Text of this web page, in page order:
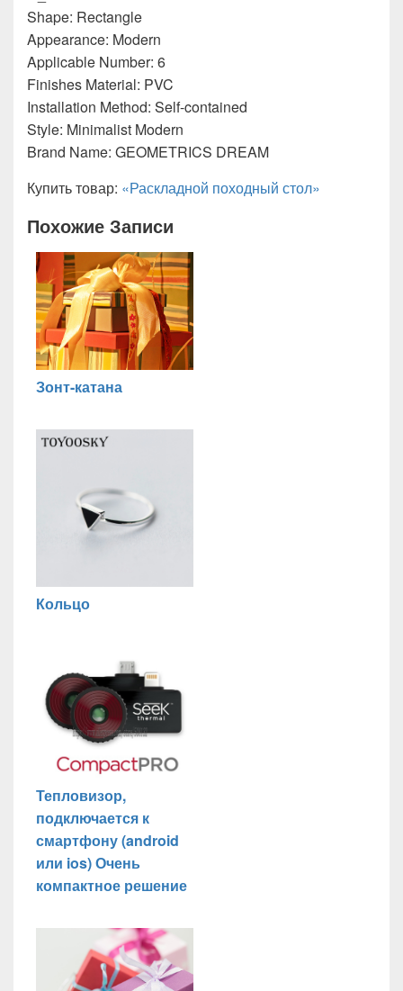
Shape: Rectangle
Appearance: Modern
Applicable Number: 6
Finishes Material: PVC
Installation Method: Self-contained
Style: Minimalist Modern
Brand Name: GEOMETRICS DREAM
Купить товар: «Раскладной походный стол»
Похожие Записи
Зонт-катана
Кольцо
Тепловизор,
подключается к
смартфону (android
или ios) Очень
компактное решение